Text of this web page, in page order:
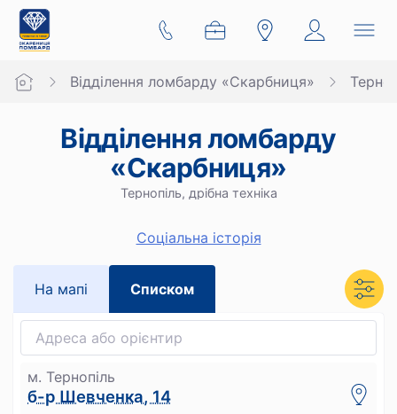
Відділення ломбарду «Скарбниця»
Відділення ломбарду
«Скарбниця»
Тернопіль, дрібна техніка
Cоціальна історія
На мапi Списком
м. Тернопіль
б-р Шевченка, 14